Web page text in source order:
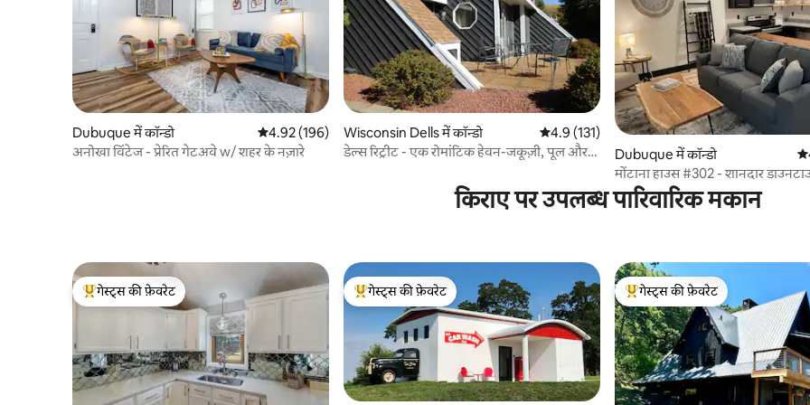
Dubuque में कॉन्डो औसत रेटिंग 5 में से 4.92, 196 समीक्षाएँ
4.92 (196)
अनोखा विंटेज - प्रेरित गेटअवे w/ शहर के नज़ारे
Wisconsin Dells में कॉन्डो औसत रेटिंग 5 में से 4.9, 131 समीक्षाएँ
4.9 (131)
डेल्स रिट्रीट - एक रोमांटिक हेवन-जकूज़ी, पूल और
Dubuque में कॉन्डो
मोंटाना हाउस #302 - शानदार
किराए पर उपलब्ध पारिवारिक मकान
गेस्ट्स का टॉप फ़ेवरेट
गेस्ट्स की फ़ेवरेट
गेस्ट्स का टॉप फ़ेवरेट
गेस्ट्स की फ़ेवरेट
गेस्ट्स का टॉप फ़ेवरेट
गेस्ट्स की फ़ेवरेट